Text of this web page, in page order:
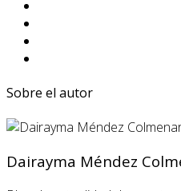
Sobre el autor
Dairayma Méndez